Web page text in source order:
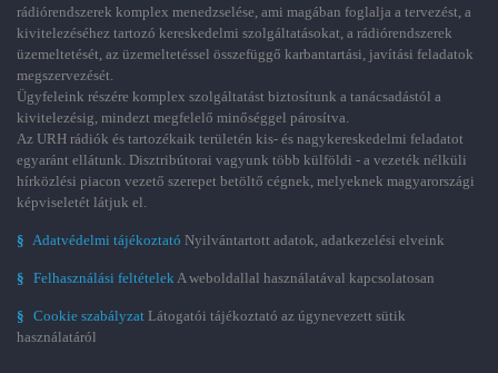
rádiórendszerek komplex menedzselése, ami magában foglalja a tervezést, a
kivitelezéséhez tartozó kereskedelmi szolgáltatásokat, a rádiórendszerek
üzemeltetését, az üzemeltetéssel összefüggő karbantartási, javítási feladatok
megszervezését.
Ügyfeleink részére komplex szolgáltatást biztosítunk a tanácsadástól a
kivitelezésig, mindezt megfelelő minőséggel párosítva.
Az URH rádiók és tartozékaik területén kis- és nagykereskedelmi feladatot
egyaránt ellátunk. Disztribútorai vagyunk több külföldi - a vezeték nélküli
hírközlési piacon vezető szerepet betöltő cégnek, melyeknek magyarországi
képviseletét látjuk el.
§ Adatvédelmi tájékoztató Nyilvántartott adatok, adatkezelési elveink
§ Felhasználási feltételekA weboldallal használatával kapcsolatosan
§ Cookie szabályzat Látogatói tájékoztató az úgynevezett sütik
használatáról